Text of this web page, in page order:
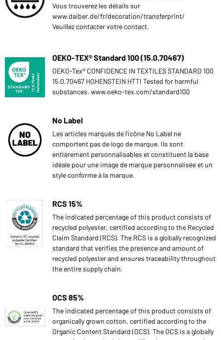
Vous trouverez les détails sur
www.daiber.de/fr/decoration/transferprint/
Veuillez contacter votre contact.
OEKO-TEX® Standard 100 (15.0.70467)
OEKO-Tex® CONFIDENCE IN TEXTILES STANDARD 100
15.0.70467 HOHENSTEIN HTTI Tested for harmful
substances. www.oeko-tex.com/standard100
No Label
Les articles marqués de l'icône No Label ne
comportent pas de logo de marque. Ils sont
entièrement personnalisables et constituent la base
idéale pour une image de marque personnalisée et un
style conforme à la marque.
RCS 15%
The indicated percentage of this product consists of
recycled polyester, certified according to the Recycled
Claim Standard (RCS). The RCS is a globally recognized
standard that verifies the presence and amount of
recycled polyester and ensures traceability throughout
the entire supply chain.
OCS 85%
The indicated percentage of this product consists of
organically grown cotton, certified according to the
Organic Content Standard (OCS). The OCS is a globally